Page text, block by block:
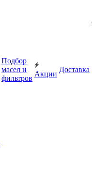
Подбор
масел и
фильтров
Акции
Доставка